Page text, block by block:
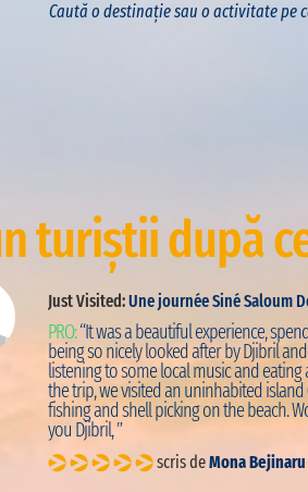
Caută o destinație sau o activitate pe
turiștii după
Just Visited:Une journée Siné Saloum
PRO:“It was a beautiful experience,
being so nicely looked after by Djibril
listening to some local music and
the trip, we visited an uninhabited island
fishing and shell picking on the beach.
you Djibril, ”
scris deMona Bejinaru